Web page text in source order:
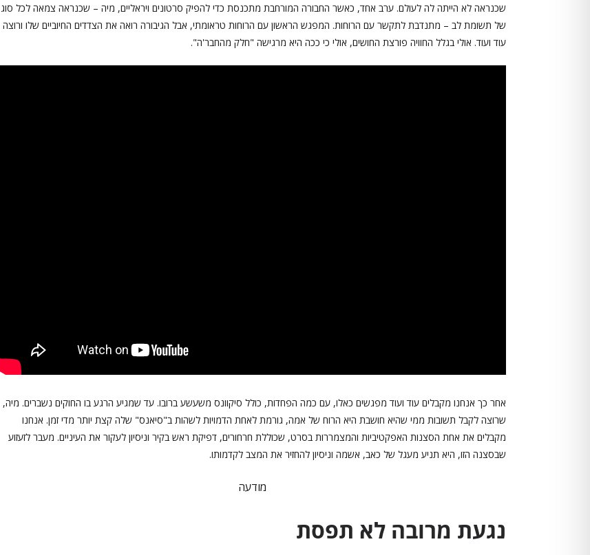
שכנראה לא הייתה לה לעולם. ערב אחד, כאשר החבורה המורחבת מתכנסת כדי להפיק סרטונים ויראליים, מיה – שכנראה צמאה לכל סוג
של תשומת לב – מתנדבת לתקשר עם הרוחות. המפגש הראשון עם הרוחות טראומתי, אבל הגיבורה רואה את הצדדים החיוביים שלו ורוצה
עוד ועוד. אולי בגלל החוויה פורצת החושים, אולי כי ככה היא מרגישה "חלק מהחבר'ה".
אחר כך אנחנו מקבלים עוד ועוד מפגשים כאלו, עם כמה הפחדות, כולל סיקוונס משעשע ברובו. עד שמגיע הרגע בו החוקים נשברים. מיה,
שרוצה לקבל תשובות ממי שהיא חושבת היא הרוח של אמה, גורמת לאחת הדמויות לשהות ב"סיאנס" שלה קצת יותר מדי זמן. אנחנו
מקבלים את אחת הסצנות האפקטיביות והמצמררות בסרט, שכוללת חרחורים, דפיקת ראש בקיר וניסיון לעקור את העיניים. מעבר לזעזוע
שבסצנה הזו, היא תניע מעגל של כאב, אשמה וניסיון להחזיר את המצב לקדמותו.
מודעה
נגעת מרובה לא תפסת